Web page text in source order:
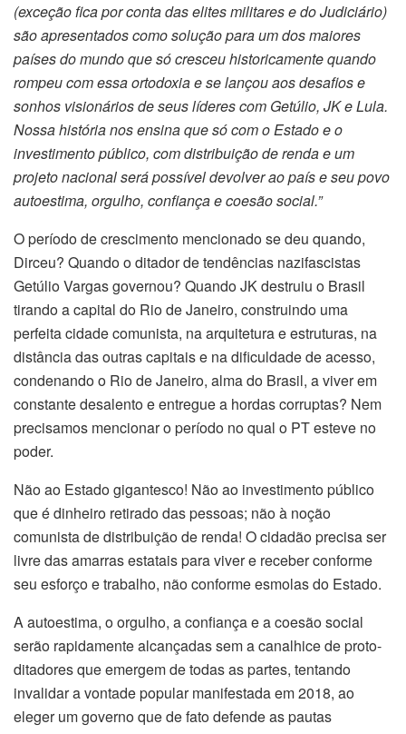
(exceção fica por conta das elites militares e do Judiciário)
são apresentados como solução para um dos maiores
países do mundo que só cresceu historicamente quando
rompeu com essa ortodoxia e se lançou aos desafios e
sonhos visionários de seus líderes com Getúlio, JK e Lula.
Nossa história nos ensina que só com o Estado e o
investimento público, com distribuição de renda e um
projeto nacional será possível devolver ao país e seu povo
autoestima, orgulho, confiança e coesão social.”
O período de crescimento mencionado se deu quando,
Dirceu? Quando o ditador de tendências nazifascistas
Getúlio Vargas governou? Quando JK destruiu o Brasil
tirando a capital do Rio de Janeiro, construindo uma
perfeita cidade comunista, na arquitetura e estruturas, na
distância das outras capitais e na dificuldade de acesso,
condenando o Rio de Janeiro, alma do Brasil, a viver em
constante desalento e entregue a hordas corruptas? Nem
precisamos mencionar o período no qual o PT esteve no
poder.
Não ao Estado gigantesco! Não ao investimento público
que é dinheiro retirado das pessoas; não à noção
comunista de distribuição de renda! O cidadão precisa ser
livre das amarras estatais para viver e receber conforme
seu esforço e trabalho, não conforme esmolas do Estado.
A autoestima, o orgulho, a confiança e a coesão social
serão rapidamente alcançadas sem a canalhice de proto-
ditadores que emergem de todas as partes, tentando
invalidar a vontade popular manifestada em 2018, ao
eleger um governo que de fato defende as pautas